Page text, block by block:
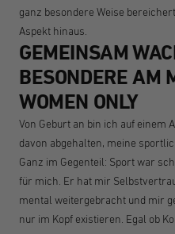
ganz besondere Weise
Aspekt hinaus.
GEMEINSAM
BESONDERE AM
WOMEN ONLY
Von Geburt an bin ich auf einem
davon abgehalten, meine
Ganz im Gegenteil: Sport war
für mich. Er hat mir
mental weitergebracht und mir
nur im Kopf existieren. Egal ob